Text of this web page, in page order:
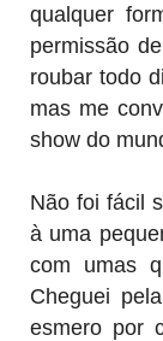
qualquer
permissão
roubar todo
mas me
show do
Não foi fácil
à uma
com umas
Cheguei
esmero por